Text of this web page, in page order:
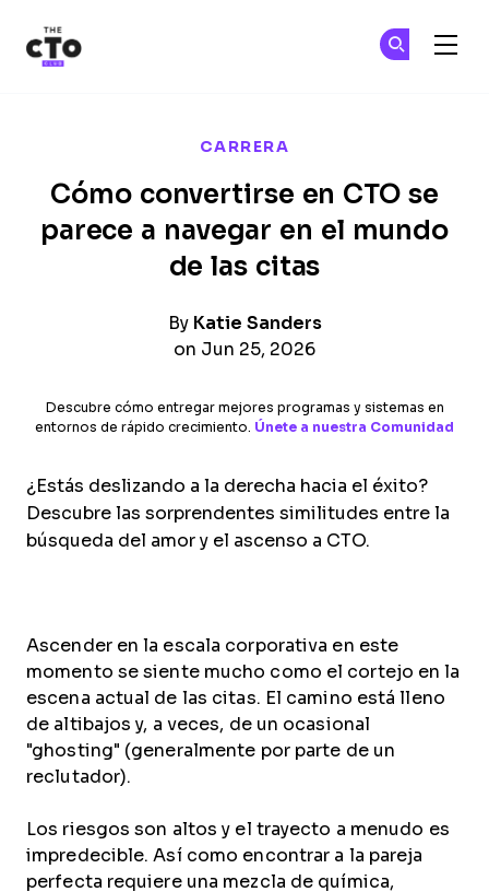
CARRERA
Cómo convertirse en CTO se
parece a navegar en el mundo
de las citas
By Katie Sanders
on Jun 25, 2026
Descubre cómo entregar mejores programas y sistemas en
entornos de rápido crecimiento. Únete a nuestra Comunidad
¿Estás deslizando a la derecha hacia el éxito?
Descubre las sorprendentes similitudes entre la
búsqueda del amor y el ascenso a CTO.
Ascender en la escala corporativa en este
momento se siente mucho como el cortejo en la
escena actual de las citas. El camino está lleno
de altibajos y, a veces, de un ocasional
"ghosting" (generalmente por parte de un
reclutador).
Los riesgos son altos y el trayecto a menudo es
impredecible. Así como encontrar a la pareja
perfecta requiere una mezcla de química,